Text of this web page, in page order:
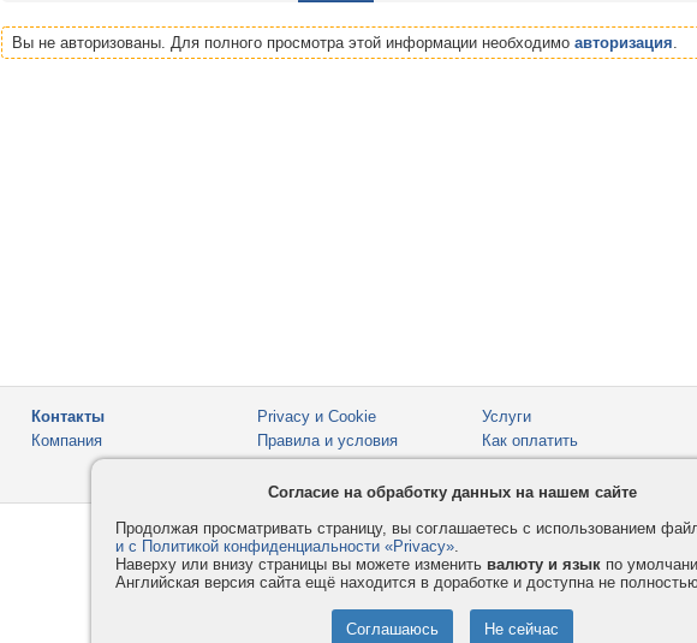
Вы не авторизованы. Для полного просмотра этой информации необходимо авторизация.
Контакты
Компания
Privacy и Cookie
Правила и условия
Услуги
Как оплатить
Согласие на обработку данных на нашем сайте
Продолжая просматривать страницу, вы соглашаетесь с использованием
и с Политикой конфиденциальности «Privacy».
Наверху или внизу страницы вы можете изменить валюту и язык по
Английская версия сайта ещё находится в доработке и доступна не